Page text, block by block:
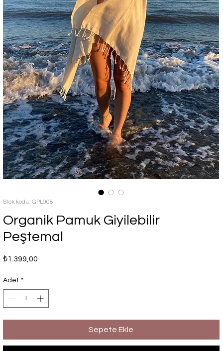
Stok kodu: GPL008
Organik Pamuk Giyilebilir
Peştemal
₺1.399,00
Adet *
Sepete Ekle